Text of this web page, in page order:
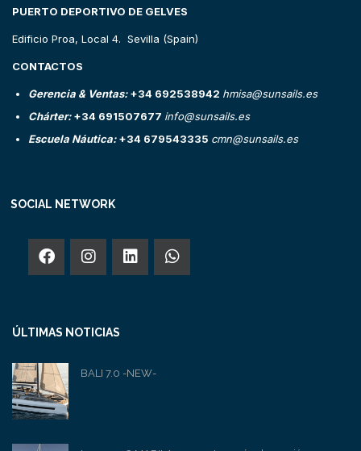
PUERTO DEPORTIVO DE GELVES
Edificio Proa, Local 4. Sevilla (Spain)
CONTACTOS
Gerencia & Ventas:+34 692538942 hmisa@sunsails.es
Chárter:+34 691507677 info@sunsails.es
Escuela Náutica:+34 679543335 cmn@sunsails.es
SOCIAL NETWORK
ÚLTIMAS NOTICIAS
BALI 7.0 -NEW-